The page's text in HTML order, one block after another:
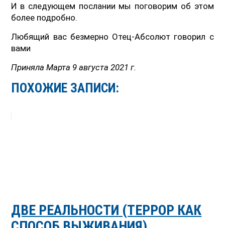
И в следующем послании мы поговорим об этом
более подробно.
Любящий вас безмерно Отец-Абсолют говорил с
вами
Приняла Марта 9 августа 2021 г.
ПОХОЖИЕ ЗАПИСИ:
ДВЕ РЕАЛЬНОСТИ (ТЕРРОР КАК